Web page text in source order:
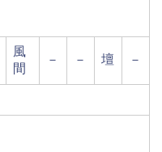
風
間
－ － 壇 －